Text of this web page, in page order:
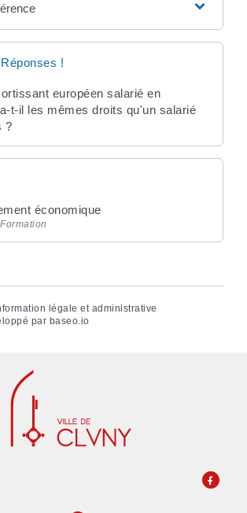
!
européen salarié en
t-il les mêmes droits qu'un salarié
?
économique
légale et administrative
par baseo.io